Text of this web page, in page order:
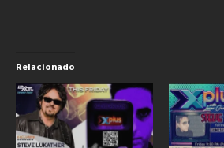
Relacionado